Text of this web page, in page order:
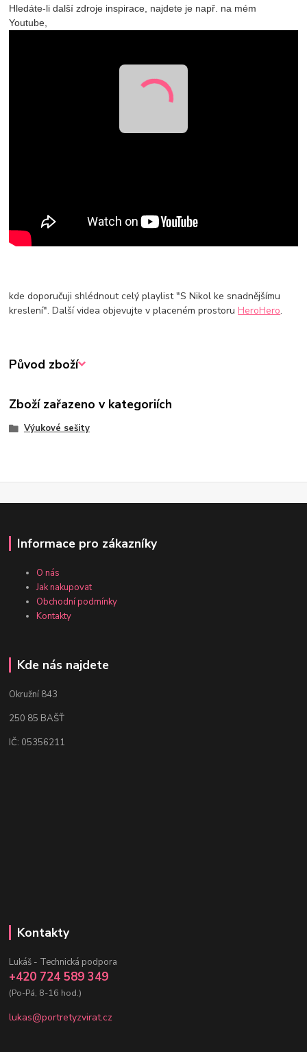
Hledáte-li další zdroje inspirace, najdete je např. na mém
Youtube,
kde doporučuji shlédnout celý playlist "S Nikol ke snadnějšímu
kreslení". Další videa objevujte v placeném prostoruHeroHero.
Původ zboží
Zboží zařazeno v kategoriích
Výukové sešity
Informace pro zákazníky
O nás
Jak nakupovat
Obchodní podmínky
Kontakty
Kde nás najdete
Okružní 843
250 85 BAŠŤ
IČ: 05356211
Kontakty
Lukáš - Technická podpora
+420 724 589 349
(Po-Pá, 8-16 hod.)
lukas@portretyzvirat.cz